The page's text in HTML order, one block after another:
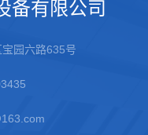
备有限公司
园六路635号